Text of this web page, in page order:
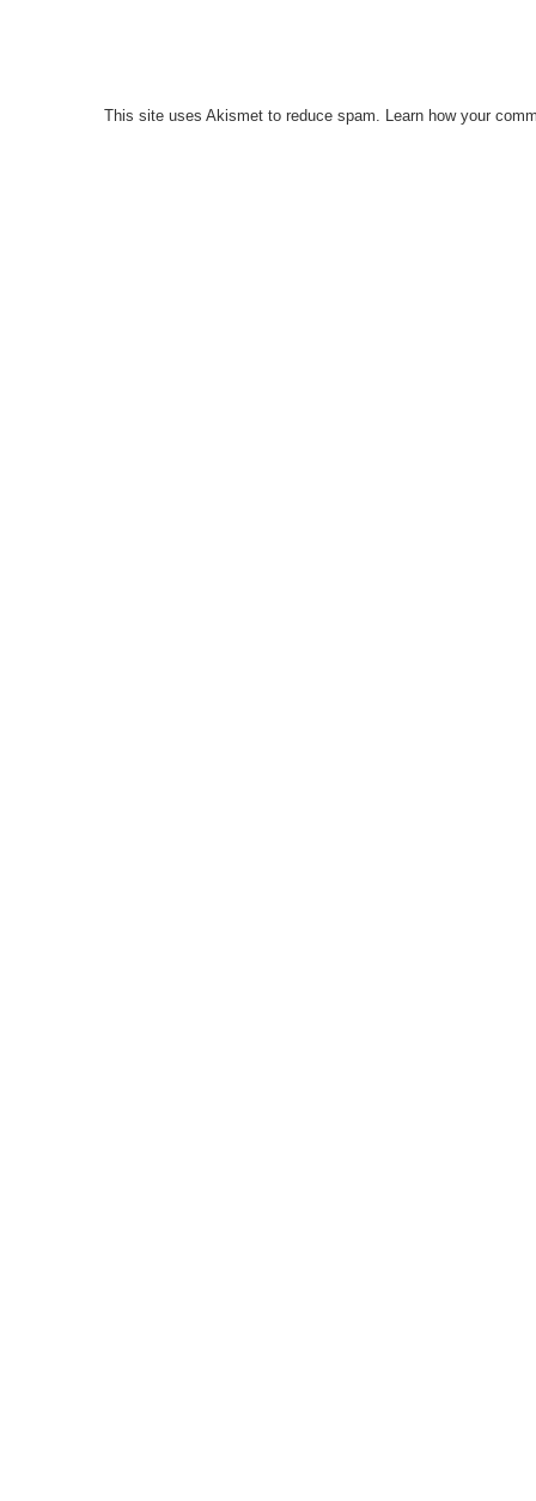
This site uses Akismet to reduce spam. Learn how your